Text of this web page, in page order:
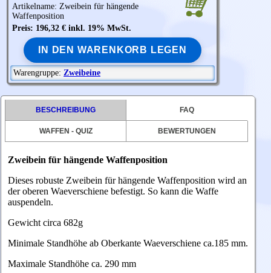
Artikelname: Zweibein für hängende
Waffenposition
Preis: 196,32 € inkl. 19% MwSt.
IN DEN WARENKORB LEGEN
Warengruppe: Zweibeine
BESCHREIBUNG FAQ
WAFFEN - QUIZ BEWERTUNGEN
Zweibein für hängende Waffenposition
Dieses robuste Zweibein für hängende Waffenposition wird an
der oberen Waeverschiene befestigt. So kann die Waffe
auspendeln.
Gewicht circa 682g
Minimale Standhöhe ab Oberkante Waeverschiene ca.185 mm.
Maximale Standhöhe ca. 290 mm